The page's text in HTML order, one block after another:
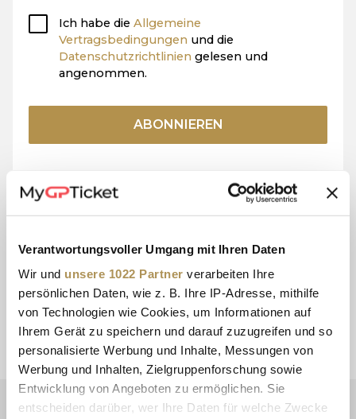
Verantwortungsvoller Umgang mit Ihren Daten
Wir und unsere 1022 Partner verarbeiten Ihre
persönlichen Daten, wie z. B. Ihre IP-Adresse, mithilfe
von Technologien wie Cookies, um Informationen auf
Ihrem Gerät zu speichern und darauf zuzugreifen und so
personalisierte Werbung und Inhalte, Messungen von
Werbung und Inhalten, Zielgruppenforschung sowie
Entwicklung von Angeboten zu ermöglichen. Sie
entscheiden darüber, wer Ihre Daten für welche Zwecke
Ich habe die Allgemeine
Vertragsbedingungen und die
Datenschutzrichtlinien gelesen und
angenommen.
ABONNIEREN
15+ JAHRE
ERFAHRUNG
SICHERE
ZAHLUNG
NEWSLETTER